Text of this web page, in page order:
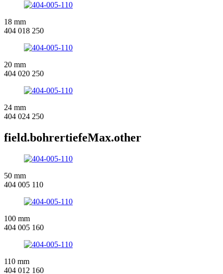
18 mm
404 018 250
20 mm
404 020 250
24 mm
404 024 250
field.bohrertiefeMax.other
50 mm
404 005 110
100 mm
404 005 160
110 mm
404 012 160